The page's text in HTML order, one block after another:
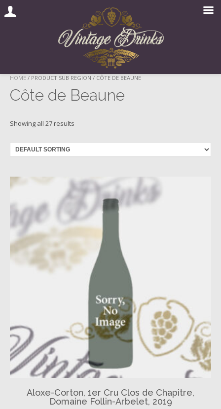
Skip
content
HOME / PRODUCT SUB REGION / CÔTE DE BEAUNE
Côte de Beaune
Showing all 27 results
Aloxe-Corton, 1er Cru Clos de Chapitre,
Domaine Follin-Arbelet, 2019